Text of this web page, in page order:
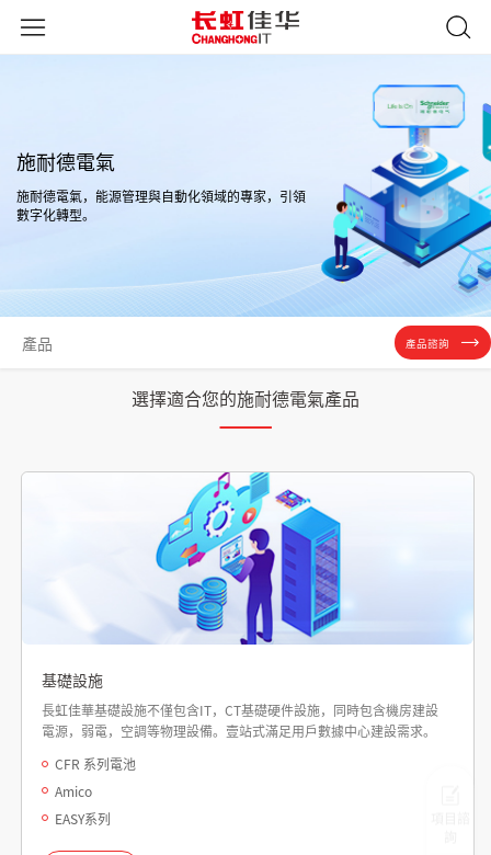
施耐德電氣
施耐德電氣，能源管理與自動化領域的專家，引領
數字化轉型。
產品 產品諮詢
選擇適合您的施耐德電氣產品
基礎設施
長虹佳華基礎設施不僅包含IT，CT基礎硬件設施，同時包含機房建設
電源，弱電，空調等物理設備。壹站式滿足用戶數據中心建設需求。
CFR 系列電池
Amico
EASY系列